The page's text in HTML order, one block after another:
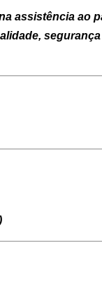
assistência ao